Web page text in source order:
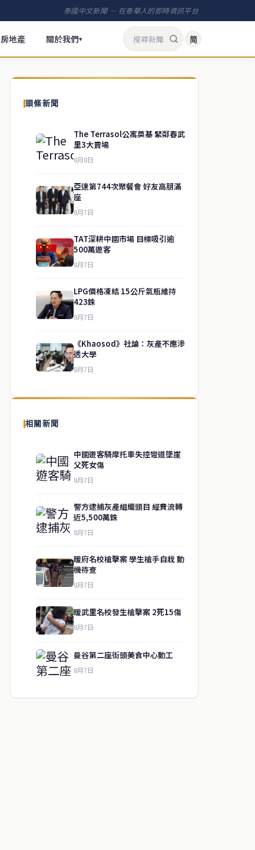
泰國中文新聞 — 在泰華人的即時資訊平台
房地產 關於我們▾ 简
頭條新聞
The Terrasol公寓奠基 緊鄰春武
里3大賣場
8月8日
亞速第744次聚餐會 好友高朋滿
座
8月7日
TAT深耕中國市場 目標吸引逾
500萬遊客
8月7日
LPG價格凍結 15公斤氣瓶維持
423銖
8月7日
《Khaosod》社論：灰產不應滲
透大學
8月7日
相關新聞
中國遊客騎摩托車失控彎道墜崖
父死女傷
8月7日
警方逮捕灰產組織頭目 經費流轉
近5,500萬銖
8月7日
暖府名校槍擊案 學生槍手自戕 動
機待查
8月7日
暖武里名校發生槍擊案 2死15傷
8月7日
曼谷第二座街頭美食中心動工
8月7日